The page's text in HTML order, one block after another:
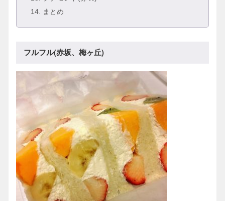
14 . まとめ
フルフル(赤坂、梅ヶ丘)